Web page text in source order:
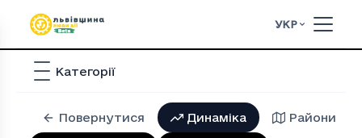
УКР
Категорії
Повернутися Динаміка Райони